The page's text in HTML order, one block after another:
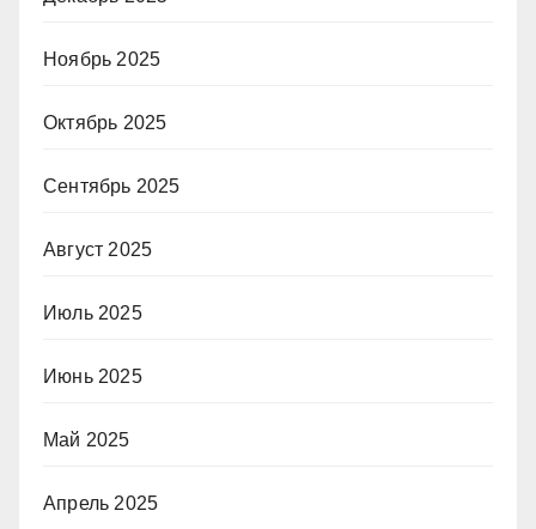
Ноябрь 2025
Октябрь 2025
Сентябрь 2025
Август 2025
Июль 2025
Июнь 2025
Май 2025
Апрель 2025